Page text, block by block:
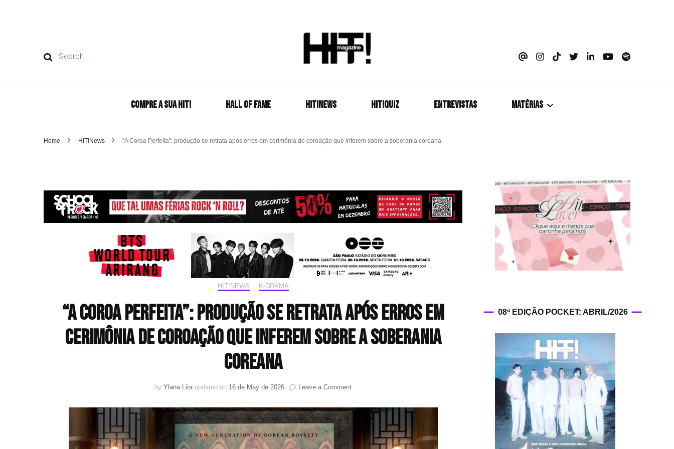
Search
HIT!Magazine
COMPRE A SUA HIT! HALL OF FAME HIT!NEWS HIT!Quiz ENTREVISTAS MATÉRIAS
Coletiva de Imprensa
Drama? HIT!
HIT!Fashion
HIT!Filmes
HIT!Hop
HIT!Leituras
HIT!Diary
HIT!Lyrics
HIT!Politics
Home HIT!News “A Coroa Perfeita”: produção se retrata após erros em cerimônia de coroação que inferem sobre a soberania coreana
HIT!NEWS K-DRAMA
“A Coroa Perfeita”: produção se retrata após erros em
cerimônia de coroação que inferem sobre a soberania
coreana
by Ylana Lira updated on 16 de May de 2026 Leave a Commenton
Coroa
Perfeita”:
retrata
08ª EDIÇÃO POCKET: ABRIL/2026